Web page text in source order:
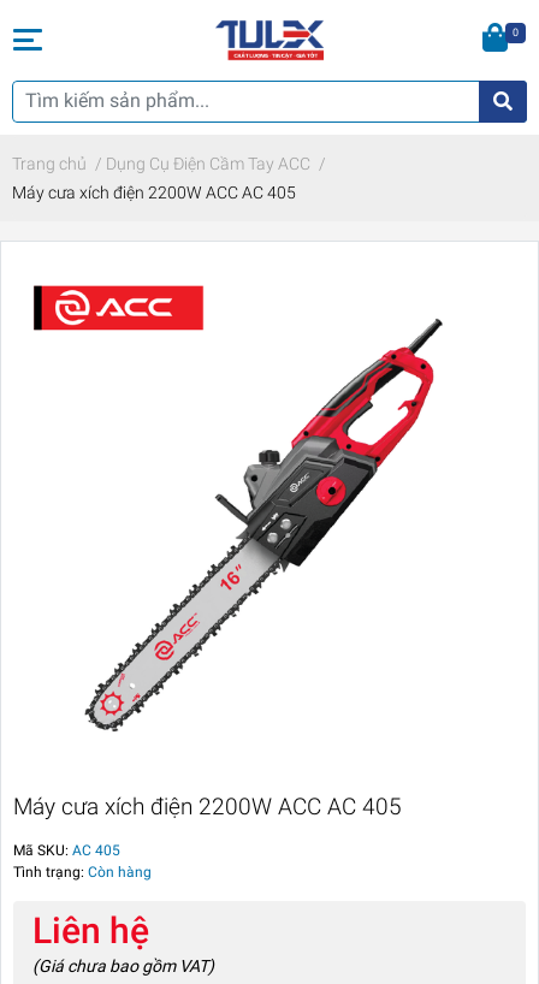
0
Trang chủ / Dụng Cụ Điện Cầm Tay ACC /
Máy cưa xích điện 2200W ACC AC 405
Máy cưa xích điện 2200W ACC AC 405
Mã SKU: AC 405
Tình trạng: Còn hàng
Liên hệ
(Giá chưa bao gồm VAT)